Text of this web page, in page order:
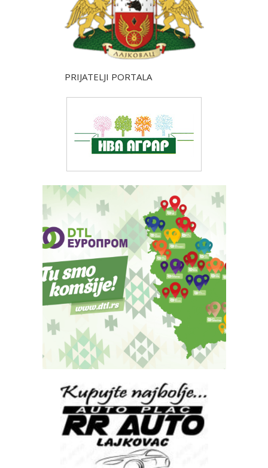
PRIJATELJI PORTALA